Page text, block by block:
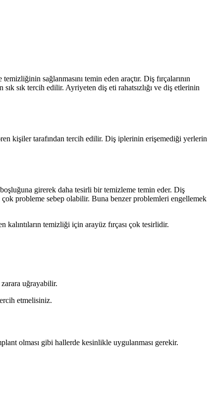
sağlanmasını temin eden araçtır. Diş fırçalarının
sık tercih edilir. Ayriyeten diş eti rahatsızlığı ve diş etlerinin
kişiler tarafından tercih edilir. Diş iplerinin erişemediği yerlerin
girerek daha tesirli bir temizleme temin eder. Diş
çok probleme sebep olabilir. Buna benzer problemleri engellemek
temizliği için arayüz fırçası çok tesirlidir.
uğrayabilir.
etmelisiniz.
olması gibi hallerde kesinlikle uygulanması gerekir.